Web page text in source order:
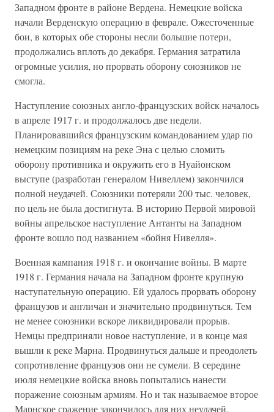
Западном фронте в районе Вердена. Немецкие войска
начали Верденскую операцию в феврале. Ожесточенные
бои, в которых обе стороны несли большие потери,
продолжались вплоть до декабря. Германия затратила
огромные усилия, но прорвать оборону союзников не
смогла.
Наступление союзных англо-французских войск началось
в апреле 1917 г. и продолжалось две недели.
Планировавшийся французским командованием удар по
немецким позициям на реке Эна с целью сломить
оборону противника и окружить его в Нуайонском
выступе (разработан генералом Нивеллем) закончился
полной неудачей. Союзники потеряли 200 тыс. человек,
по цель не была достигнута. В историю Первой мировой
войны апрельское наступление Антанты на Западном
фронте вошло под названием «бойня Нивелля».
Военная кампания 1918 г. и окончание войны. В марте
1918 г. Германия начала на Западном фронте крупную
наступательную операцию. Ей удалось прорвать оборону
французов и англичан и значительно продвинуться. Тем
не менее союзники вскоре ликвидировали прорыв.
Немцы предприняли новое наступление, и в конце мая
вышли к реке Марна. Продвинуться дальше и преодолеть
сопротивление французов они не сумели. В середине
июля немецкие войска вновь попытались нанести
поражение союзным армиям. Но и так называемое второе
Марнское сражение закончилось для них неудачей.